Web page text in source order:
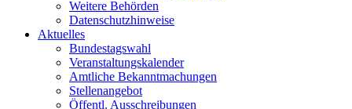
Weitere Behörden
Datenschutzhinweise
Aktuelles
Bundestagswahl
Veranstaltungskalender
Amtliche Bekanntmachungen
Stellenangebot
Öffentl. Ausschreibungen